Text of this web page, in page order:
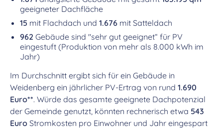
geeigneter Dachfläche
15 mit Flachdach und 1.676 mit Satteldach
962 Gebäude sind "sehr gut geeignet“ für PV
eingestuft (Produktion von mehr als 8.000 kWh im
Jahr)
Im Durchschnitt ergibt sich für ein Gebäude in
Weidenberg ein jährlicher PV-Ertrag von rund 1.690
Euro**. Würde das gesamte geeignete Dachpotenzial
der Gemeinde genutzt, könnten rechnerisch etwa 543
Euro Stromkosten pro Einwohner und Jahr eingespart